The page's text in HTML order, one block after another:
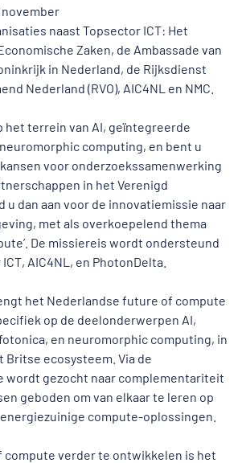
november
naast Topsector ICT: Het
Zaken, de Ambassade van
in Nederland, de Rijksdienst
Nederland (RVO), AIC4NL en NMC.
het terrein van AI, geïntegreerde
computing, en bent u
voor onderzoekssamenwerking
in het Verenigd
u dan aan voor de innovatiemissie naar
met als overkoepelend thema
De missiereis wordt ondersteund
AIC4NL, en PhotonDelta.
het Nederlandse future of compute
op de deelonderwerpen AI,
en neuromorphic computing, in
Britse ecosysteem. Via de
wordt gezocht naar complementariteit
geboden om van elkaar te leren op
compute-oplossingen.
compute verder te ontwikkelen is het